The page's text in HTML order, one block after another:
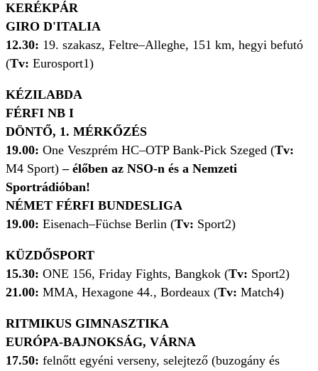
KERÉKPÁR
GIRO D'ITALIA
12.30: 19. szakasz, Feltre–Alleghe, 151 km, hegyi befutó
(Tv: Eurosport1)
KÉZILABDA
FÉRFI NB I
DÖNTŐ, 1. MÉRKŐZÉS
19.00: One Veszprém HC–OTP Bank-Pick Szeged (Tv:
M4 Sport)– élőben az NSO-n és a Nemzeti
Sportrádióban!
NÉMET FÉRFI BUNDESLIGA
19.00: Eisenach–Füchse Berlin (Tv: Sport2)
KÜZDŐSPORT
15.30: ONE 156, Friday Fights, Bangkok (Tv: Sport2)
21.00: MMA, Hexagone 44., Bordeaux (Tv: Match4)
RITMIKUS GIMNASZTIKA
EURÓPA-BAJNOKSÁG, VÁRNA
17.50: felnőtt egyéni verseny, selejtező (buzogány és